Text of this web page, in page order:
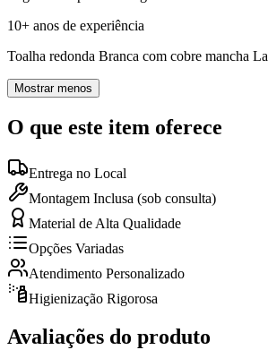
10+ anos de experiência
Toalha redonda Branca com cobre mancha
Mostrar menos
O que este item oferece
Entrega no Local
Montagem Inclusa (sob consulta)
Material de Alta Qualidade
Opções Variadas
Atendimento Personalizado
Higienização Rigorosa
Avaliações do produto